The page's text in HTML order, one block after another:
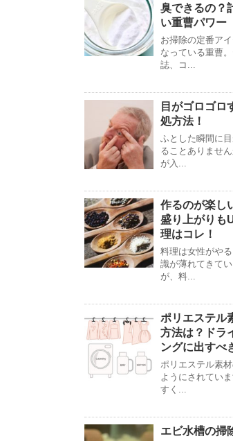
臭できるの？
い重曹パワー
お掃除の定番ア
なっている重曹
誌、コ...
目がゴロゴロ
処方法！
ふとした瞬間に
ることありませ
が入...
作るのが楽し
盛り上がりも
理はコレ！
料理は女性がや
識が薄れてきて
が、料...
ポリエステル
方法は？ドラ
ングに出すべ
ポリエステル素
ようにされてい
すく...
エビ水槽の掃